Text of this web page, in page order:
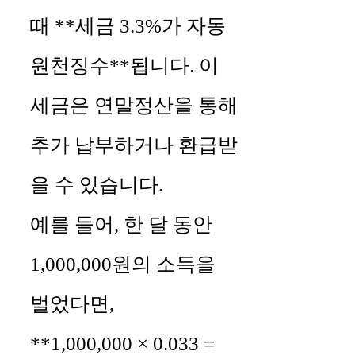
때 **세금 3.3%가 자동
원천징수**됩니다. 이
세금은 연말정산을 통해
추가 납부하거나 환급받
을 수 있습니다.
예를 들어, 한 달 동안
1,000,000원의 소득을
벌었다면,
**1,000,000 × 0.033 =